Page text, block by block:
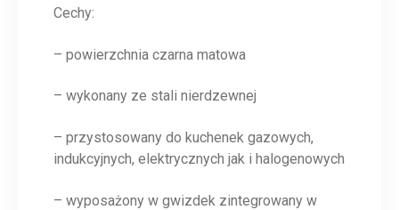
Cechy:
– powierzchnia czarna matowa
– wykonany ze stali nierdzewnej
– przystosowany do kuchenek gazowych,
indukcyjnych, elektrycznych jak i halogenowych
– wyposażony w gwizdek zintegrowany w